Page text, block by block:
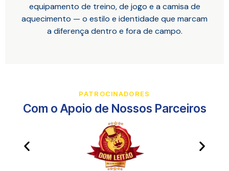
equipamento de treino, de jogo e a camisa de
aquecimento — o estilo e identidade que marcam
a diferença dentro e fora de campo.
PATROCINADORES
Com o Apoio de Nossos Parceiros​